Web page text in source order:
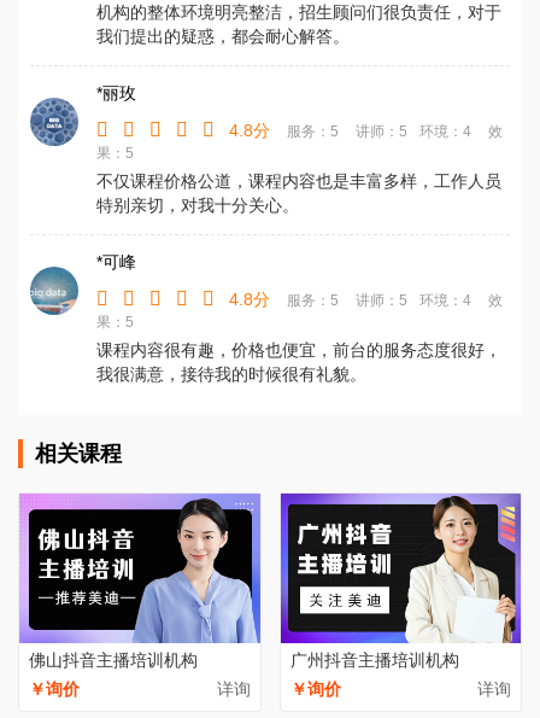
机构的整体环境明亮整洁，招生顾问们很负责任，对于
我们提出的疑惑，都会耐心解答。
*丽玫
4.8分
服务：5 讲师：5 环境：4
效
果：5
不仅课程价格公道，课程内容也是丰富多样，工作人员
特别亲切，对我十分关心。
*可峰
4.8分
服务：5 讲师：5 环境：4
效
果：5
课程内容很有趣，价格也便宜，前台的服务态度很好，
我很满意，接待我的时候很有礼貌。
相关课程
佛山抖音主播培训机构
￥询价
详询
广州抖音主播培训机构
￥询价
详询